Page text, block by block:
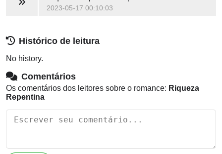
2023-05-17 00:10:03
Histórico de leitura
No history.
Comentários
Os comentários dos leitores sobre o romance: Riqueza
Repentina